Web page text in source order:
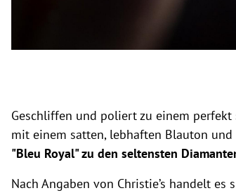
Geschliffen und poliert zu einem
mit einem satten, lebhaften Blauton
"Bleu Royal" zu den seltensten
Nach Angaben von Christie’s handelt